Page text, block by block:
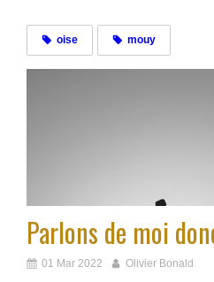
oise mouy
Parlons de moi
01 Mar 2022 Olivier Bonald